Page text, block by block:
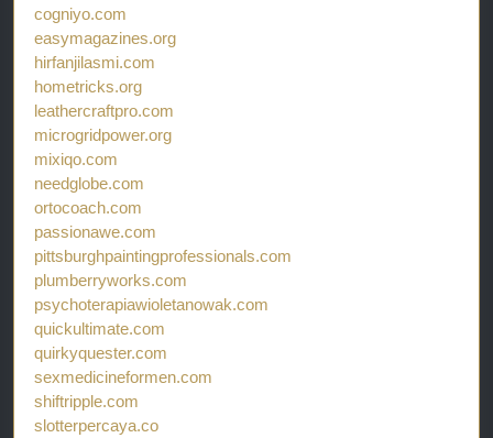
cogniyo.com
easymagazines.org
hirfanjilasmi.com
hometricks.org
leathercraftpro.com
microgridpower.org
mixiqo.com
needglobe.com
ortocoach.com
passionawe.com
pittsburghpaintingprofessionals.com
plumberryworks.com
psychoterapiawioletanowak.com
quickultimate.com
quirkyquester.com
sexmedicineformen.com
shiftripple.com
slotterpercaya.co